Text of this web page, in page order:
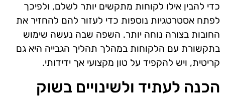
כדי להבין אילו לקוחות מתקשים יותר לשלם, ולפיכך
לפתח אסטרטגיות נוספות כדי לעזור להם להחזיר את
החובות בצורה נוחה יותר. השפה שבה נעשה שימוש
בתקשורת עם הלקוחות במהלך תהליך הגבייה היא גם
קריטית, ויש להקפיד על טון מקצועי אך ידידותי.
הכנה לעתיד ולשינויים בשוק